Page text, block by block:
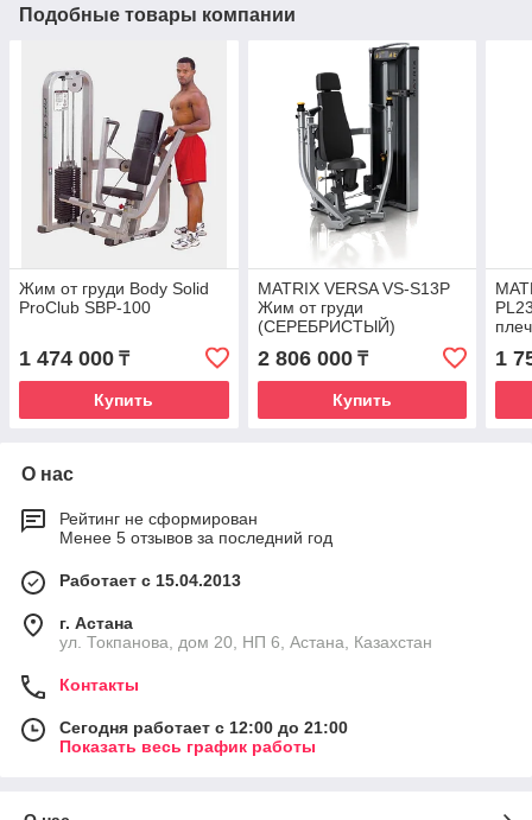
Подобные товары компании
Жим от груди Body Solid
ProClub SBP-100
1 474 000 ₸
Купить
MATRIX VERSA VS-S13P
Жим от груди
(СЕРЕБРИСТЫЙ)
2 806 000₸
Купить
1
О нас
Рейтинг не сформирован
Менее 5 отзывов за последний год
Работает с 15.04.2013
г. Астана
ул. Токпанова, дом 20, НП 6, Астана, Казахстан
Контакты
Сегодня работает с 12:00 до 21:00
Показать весь график работы